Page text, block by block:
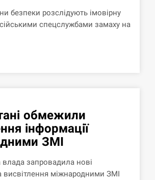
безпеки розслідують імовірну
спецслужбами замаху на
обмежили
інформації
ЗМІ
влада запровадила нові
міжнародними ЗМІ